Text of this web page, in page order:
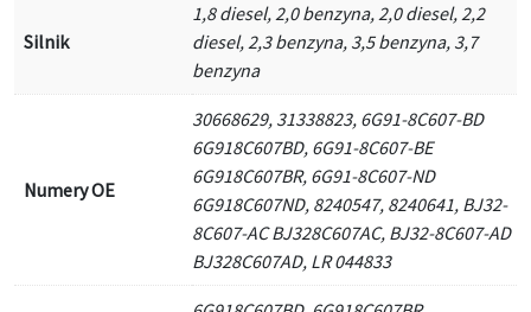
Silnik
1,8 diesel, 2,0 benzyna, 2,0 diesel, 2,2
diesel, 2,3 benzyna, 3,5 benzyna, 3,7
benzyna
Numery OE
30668629, 31338823, 6G91-8C607-BD
6G918C607BD, 6G91-8C607-BE
6G918C607BR, 6G91-8C607-ND
6G918C607ND, 8240547, 8240641, BJ32-
8C607-AC BJ328C607AC, BJ32-8C607-AD
BJ328C607AD, LR 044833